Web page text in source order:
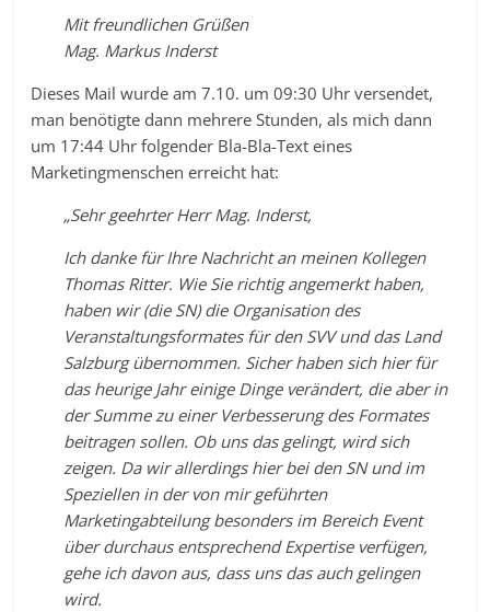
Mit freundlichen Grüßen
Mag. Markus Inderst
Dieses Mail wurde am 7.10. um 09:30 Uhr versendet,
man benötigte dann mehrere Stunden, als mich dann
um 17:44 Uhr folgender Bla-Bla-Text eines
Marketingmenschen erreicht hat:
„Sehr geehrter Herr Mag. Inderst,
Ich danke für Ihre Nachricht an meinen Kollegen
Thomas Ritter. Wie Sie richtig angemerkt haben,
haben wir (die SN) die Organisation des
Veranstaltungsformates für den SVV und das Land
Salzburg übernommen. Sicher haben sich hier für
das heurige Jahr einige Dinge verändert, die aber in
der Summe zu einer Verbesserung des Formates
beitragen sollen. Ob uns das gelingt, wird sich
zeigen. Da wir allerdings hier bei den SN und im
Speziellen in der von mir geführten
Marketingabteilung besonders im Bereich Event
über durchaus entsprechend Expertise verfügen,
gehe ich davon aus, dass uns das auch gelingen
wird.